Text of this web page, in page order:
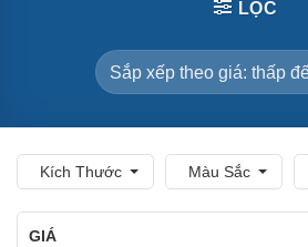
LỌC
Kích Thước Màu Sắc
GIÁ